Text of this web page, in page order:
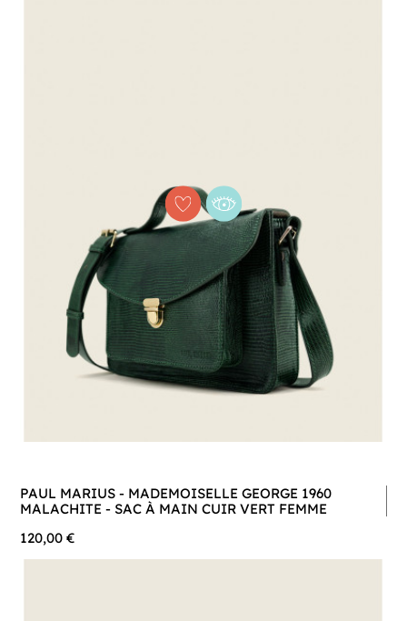
PAUL MARIUS - MADEMOISELLE GEORGE 1960
MALACHITE - SAC À MAIN CUIR VERT FEMME
120,00 €